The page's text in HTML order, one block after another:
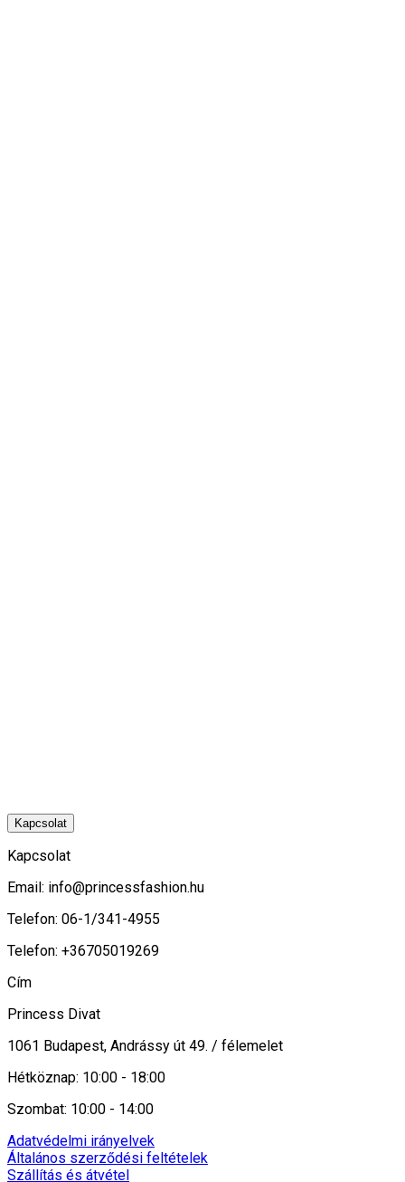
Kapcsolat
Kapcsolat
Email: info@princessfashion.hu
Telefon: 06-1/341-4955
Telefon: +36705019269
Cím
Princess Divat
1061 Budapest, Andrássy út 49. / félemelet
Hétköznap: 10:00 - 18:00
Szombat: 10:00 - 14:00
Adatvédelmi irányelvek
Általános szerződési feltételek
Szállítás és átvétel